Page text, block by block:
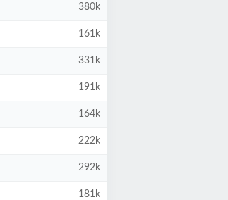
380k
161k
331k
191k
164k
222k
292k
181k